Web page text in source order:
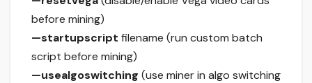
before mining)
—startupscript filename (run custom batch
script before mining)
—usealgoswitching (use miner in algo switching